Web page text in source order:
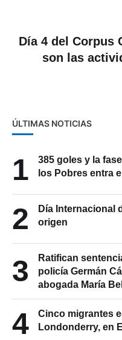
Día 4 del Corpus
son las
ÚLTIMAS NOTICIAS
1
385 goles y la
los Pobres entra
2
Día Internacional
origen
3
Ratifican
policía Germán
abogada María
4
Cinco migrantes
Londonderry, en